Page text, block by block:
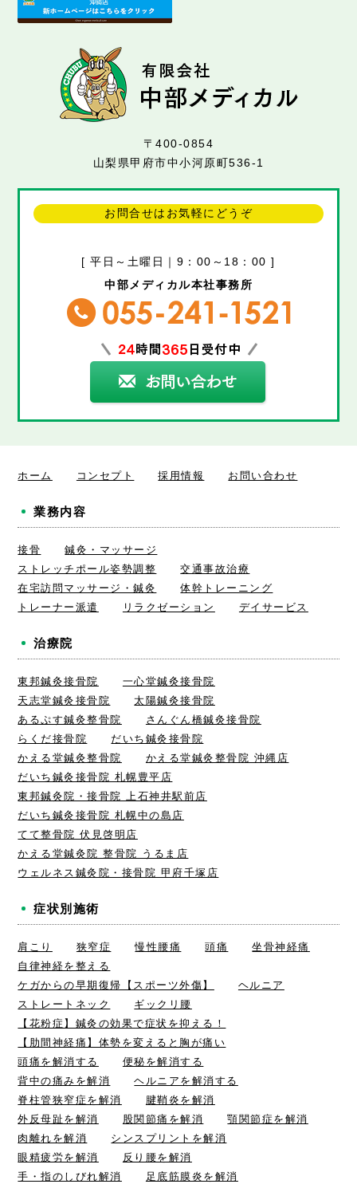
〒400-0854
山梨県甲府市中小河原町536-1
お問合せはお気軽にどうぞ
[ 平日～土曜日｜9：00～18：00 ]
中部メディカル本社事務所
ホーム コンセプト 採用情報 お問い合わせ
業務内容
接骨
鍼灸・マッサージ
ストレッチポール姿勢調整
交通事故治療
在宅訪問マッサージ・鍼灸
体幹トレーニング
トレーナー派遣
リラクゼーション デイサービス
治療院
東邦鍼灸接骨院
一心堂鍼灸接骨院
天志堂鍼灸接骨院
太陽鍼灸接骨院
あるぷす鍼灸整骨院
さんぐん橋鍼灸接骨院
らくだ接骨院
だいち鍼灸接骨院
かえる堂鍼灸整骨院
かえる堂鍼灸整骨院 沖縄店
だいち鍼灸接骨院 札幌豊平店
東邦鍼灸院・接骨院 上石神井駅前店
だいち鍼灸接骨院 札幌中の島店
てて整骨院 伏見啓明店
かえる堂鍼灸院 整骨院 うるま店
ウェルネス鍼灸院・接骨院 甲府千塚店
症状別施術
肩こり 狭窄症 慢性腰痛 頭痛
坐骨神経痛
自律神経を整える
ケガからの早期復帰【スポーツ外傷】
ヘルニア
ストレートネック
ギックリ腰
【花粉症】鍼灸の効果で症状を抑える！
【肋間神経痛】体勢を変えると胸が痛い
頭痛を解消する
便秘を解消する
背中の痛みを解消
ヘルニアを解消する
脊柱管狭窄症を解消
腱鞘炎を解消
外反母趾を解消
股関節痛を解消
顎関節症を解消
肉離れを解消
シンスプリントを解消
眼精疲労を解消
反り腰を解消
手・指のしびれ解消
足底筋膜炎を解消